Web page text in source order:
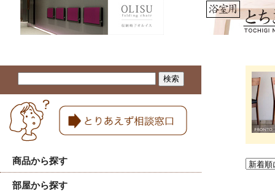
商品から探す
部屋から探す